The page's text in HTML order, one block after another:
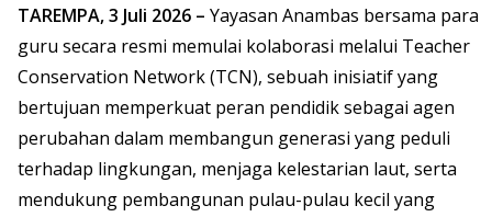
TAREMPA, 3 Juli 2026 – Yayasan Anambas bersama para
guru secara resmi memulai kolaborasi melalui Teacher
Conservation Network (TCN), sebuah inisiatif yang
bertujuan memperkuat peran pendidik sebagai agen
perubahan dalam membangun generasi yang peduli
terhadap lingkungan, menjaga kelestarian laut, serta
mendukung pembangunan pulau-pulau kecil yang